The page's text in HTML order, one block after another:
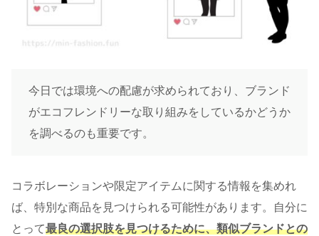
今日では環境への配慮が求められており、ブランド
がエコフレンドリーな取り組みをしているかどうか
を調べるのも重要です。
コラボレーションや限定アイテムに関する情報を集めれ
ば、特別な商品を見つけられる可能性があります。自分に
とって最良の選択肢を見つけるために、類似ブランドとの